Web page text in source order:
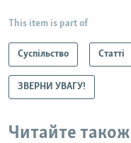
This item is part of
Суспільство Статті
ЗВЕРНИ УВАГУ!
Читайте також